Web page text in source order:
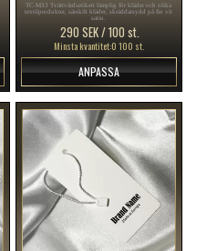
TC-M33 Tvättvårdsetikett lämplig för kläder och olika
textilprodukter, särskilt kläder, skräddarsydd på fin vit
satin.
290 SEK / 100 st.
Minsta kvantitet:0 100 st.
ANPASSA